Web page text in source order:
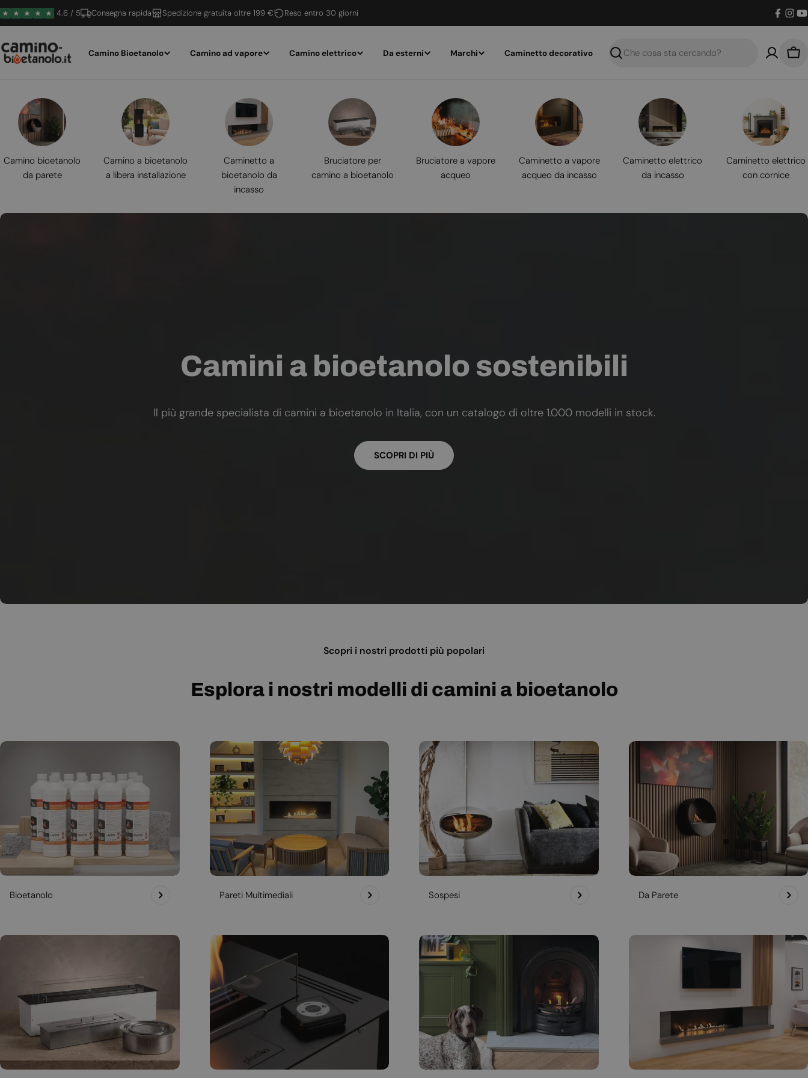
Vai
al
4.6 / 5 Consegna rapida Spedizione gratuita oltre 199 € Reso entro 30 giorni
Camino Bioetanolo Camino ad vapore Camino elettrico Da esterni Marchi Caminetto decorativo
Ricerca
Camino bioetanolo
da parete
Camino a bioetanolo
a libera installazione
Caminetto a
bioetanolo da
incasso
Bruciatore per
camino a bioetanolo
Bruciatore a vapore
acqueo
Caminetto a vapore
acqueo da incasso
Caminetto elettrico
da incasso
Caminetto elettrico
con cornice
Camini a bioetanolo sostenibili
Il più grande specialista di camini a bioetanolo in Italia, con un catalogo di oltre 1.000 modelli in stock.
SCOPRI DI PIÙ
Scopri i nostri prodotti più popolari
Esplora i nostri modelli di camini a bioetanolo
Bioetanolo Pareti Multimediali Sospesi Da Parete